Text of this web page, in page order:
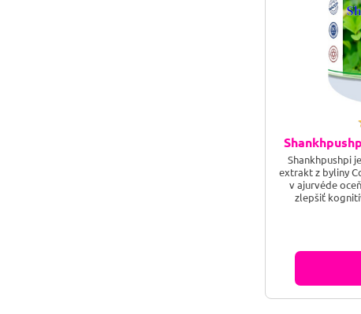
Shankhpushpi
extrakt z byliny
v ajurvéde
zlepšiť
znižuje úzkosť
študentov i
podporu